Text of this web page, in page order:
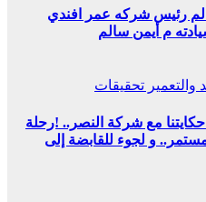
رئيس شركه عمر افندي
م أيمن سالم
والتعمير تحقيقات
مع شركة النصر.. !رحلة
و لجوء للقابضة إلى